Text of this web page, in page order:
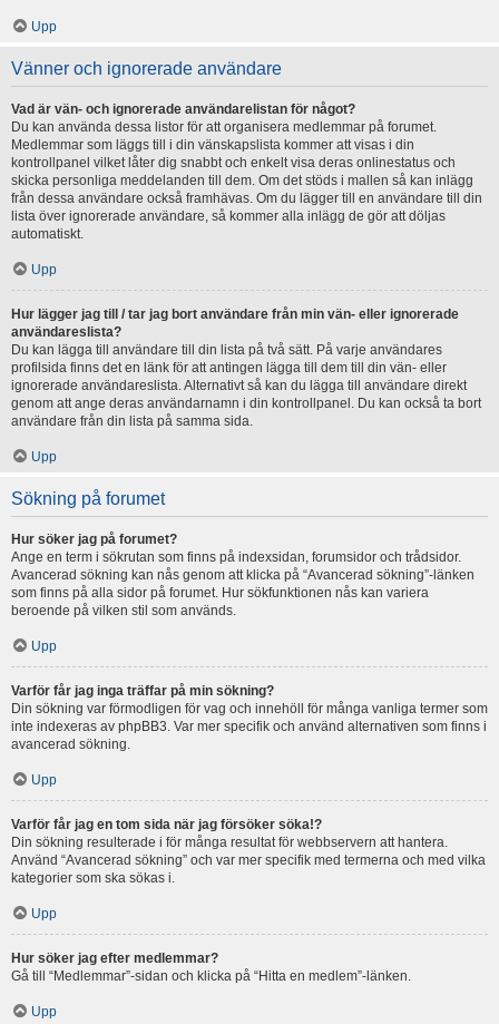
Upp
Vänner och ignorerade användare
Vad är vän- och ignorerade användarelistan för något?
Du kan använda dessa listor för att organisera medlemmar på forumet.
Medlemmar som läggs till i din vänskapslista kommer att visas i din
kontrollpanel vilket låter dig snabbt och enkelt visa deras onlinestatus och
skicka personliga meddelanden till dem. Om det stöds i mallen så kan inlägg
från dessa användare också framhävas. Om du lägger till en användare till din
lista över ignorerade användare, så kommer alla inlägg de gör att döljas
automatiskt.
Upp
Hur lägger jag till / tar jag bort användare från min vän- eller ignorerade
användareslista?
Du kan lägga till användare till din lista på två sätt. På varje användares
profilsida finns det en länk för att antingen lägga till dem till din vän- eller
ignorerade användareslista. Alternativt så kan du lägga till användare direkt
genom att ange deras användarnamn i din kontrollpanel. Du kan också ta bort
användare från din lista på samma sida.
Upp
Sökning på forumet
Hur söker jag på forumet?
Ange en term i sökrutan som finns på indexsidan, forumsidor och trådsidor.
Avancerad sökning kan nås genom att klicka på “Avancerad sökning”-länken
som finns på alla sidor på forumet. Hur sökfunktionen nås kan variera
beroende på vilken stil som används.
Upp
Varför får jag inga träffar på min sökning?
Din sökning var förmodligen för vag och innehöll för många vanliga termer som
inte indexeras av phpBB3. Var mer specifik och använd alternativen som finns i
avancerad sökning.
Upp
Varför får jag en tom sida när jag försöker söka!?
Din sökning resulterade i för många resultat för webbservern att hantera.
Använd “Avancerad sökning” och var mer specifik med termerna och med vilka
kategorier som ska sökas i.
Upp
Hur söker jag efter medlemmar?
Gå till “Medlemmar”-sidan och klicka på “Hitta en medlem”-länken.
Upp